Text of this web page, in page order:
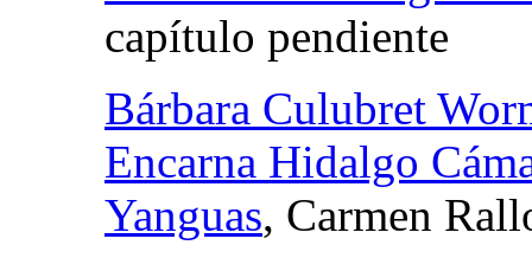
capítulo pendiente
Bárbara Culubret
Encarna Hidalgo
Yanguas, Carmen